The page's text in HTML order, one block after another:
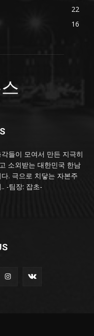
22
16
들이 모여서 만든 지극히
소외받는 대한민국 한남
. 극으로 치닿는 자본주
-팀장: 잡초-